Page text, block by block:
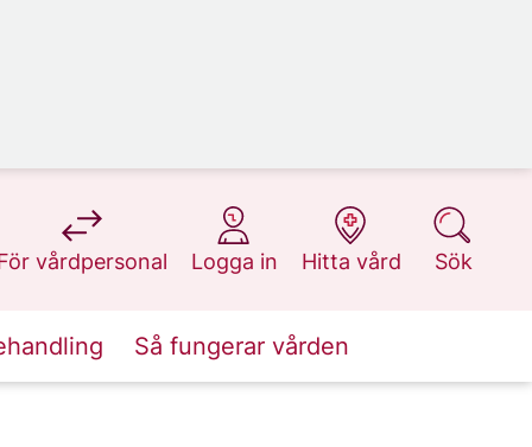
vårdpersonal
på 1177.se
Logga in
på 1177.se
Hitta vård
på 1177.se
Sök
på 1177.se
Så fungerar vården